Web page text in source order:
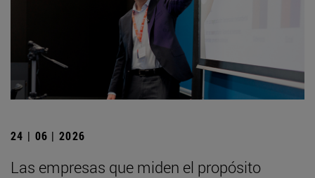
24 | 06 | 2026
Las empresas que miden el propósito